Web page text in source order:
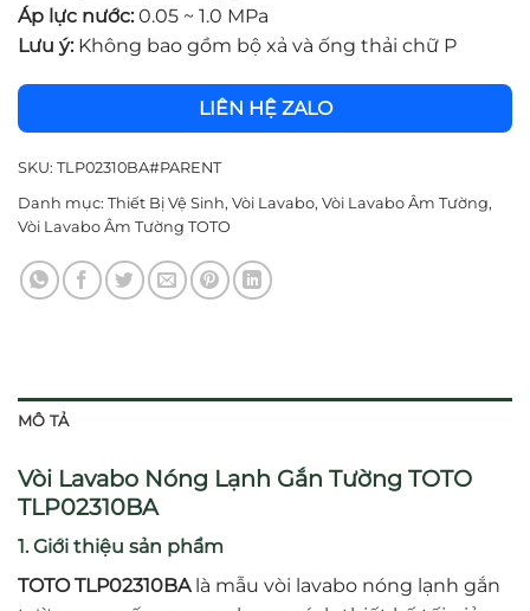
Áp lực nước: 0.05 ~ 1.0 MPa
Lưu ý: Không bao gồm bộ xả và ống thải chữ P
LIÊN HỆ ZALO
SKU: TLP02310BA#PARENT
Danh mục: Thiết Bị Vệ Sinh, Vòi Lavabo, Vòi Lavabo Âm Tường,
Vòi Lavabo Âm Tường TOTO
MÔ TẢ
Vòi Lavabo Nóng Lạnh Gắn Tường TOTO
TLP02310BA
1. Giới thiệu sản phẩm
TOTO TLP02310BAlà mẫu vòi lavabo nóng lạnh gắn